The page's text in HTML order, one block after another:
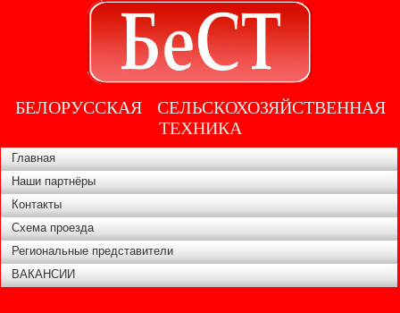
БЕЛОРУССКАЯ СЕЛЬСКОХОЗЯЙСТВЕННАЯ
ТЕХНИКА
Главная
Наши партнёры
Контакты
Схема проезда
Региональные представители
ВАКАНСИИ